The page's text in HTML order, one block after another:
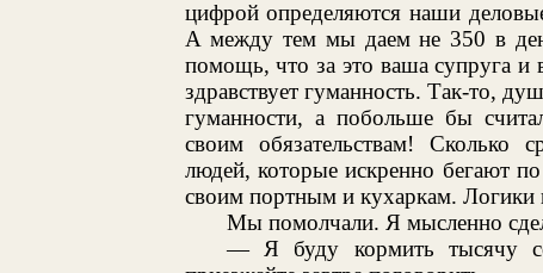
цифрой определяются наши
А между тем мы даем не 350 в
помощь, что за это ваша супруга и
здравствует гуманность. Так-то,
гуманности, а побольше бы
своим обязательствам! Сколько
людей, которые искренно бегают
своим портным и кухаркам.
Мы помолчали. Я мысленно
— Я буду кормить тысячу